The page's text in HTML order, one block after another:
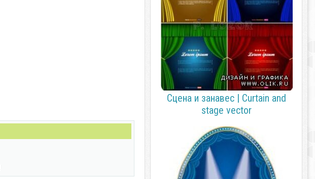
Сцена и занавес | Curtain and
stage vector